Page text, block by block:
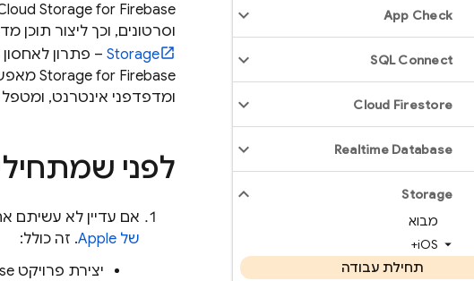
App Check
SQL Connect
Cloud Firestore
Realtime Database
Storage
מבוא
iOS+
תחילת עבודה
Storage for Firebase
וסרטונים, וכך ליצור
Storage – פתרון
Storage for Firebase
ומדפדפני אינטרנט,
לפני
אם עדיין לא עשיתם
של Apple
. זה כולל:
יצירת פרויקט Firebase.